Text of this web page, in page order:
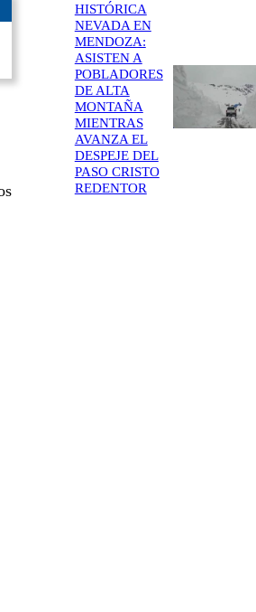
HISTÓRICA
NEVADA EN
MENDOZA:
ASISTEN A
POBLADORES
DE ALTA
MONTAÑA
MIENTRAS
AVANZA EL
DESPEJE DEL
PASO CRISTO
REDENTOR